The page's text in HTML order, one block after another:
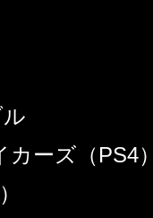
カーズ（PS4